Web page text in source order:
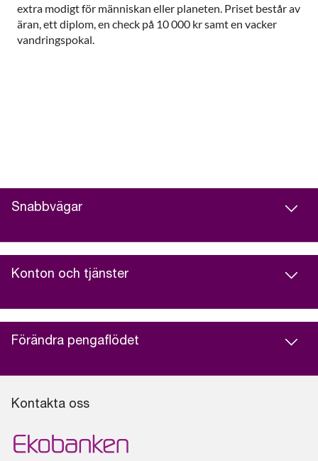
extra modigt för människan eller planeten. Priset består av
äran, ett diplom, en check på 10 000 kr samt en vacker
vandringspokal.
Snabbvägar
Konton och tjänster
Förändra pengaflödet
Kontakta oss